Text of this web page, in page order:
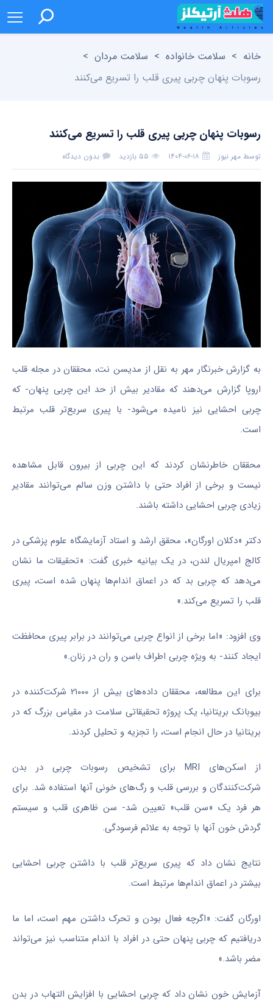
خانه > سلامت خانواده > سلامت مردان >
رسوبات پنهان چربی پیری قلب را تسریع می‌کنند
رسوبات پنهان چربی پیری قلب را تسریع می‌کنند
توسط مهر نیوز ۱۴۰۴-۰۶-۱۸ ۵۵ بازدید بدون دیدگاه
به گزارش خبرنگار مهر به نقل از مدیسن نت، محققان در مجله قلب
اروپا گزارش می‌دهند که مقادیر بیش از حد این چربی پنهان- که
چربی احشایی نیز نامیده می‌شود- با پیری سریع‌تر قلب مرتبط
است.
محققان خاطرنشان کردند که این چربی از بیرون قابل مشاهده
نیست و برخی از افراد حتی با داشتن وزن سالم می‌توانند مقادیر
زیادی چربی احشایی داشته باشند.
دکتر «دکلان اورگان»، محقق ارشد و استاد آزمایشگاه علوم پزشکی در
کالج امپریال لندن، در یک بیانیه خبری گفت: «تحقیقات ما نشان
می‌دهد که چربی بد که در اعماق اندام‌ها پنهان شده است، پیری
قلب را تسریع می‌کند.»
وی افزود: «اما برخی از انواع چربی می‌توانند در برابر پیری محافظت
ایجاد کنند- به ویژه چربی اطراف باسن و ران در زنان.»
برای این مطالعه، محققان داده‌های بیش از ۲۱۰۰۰ شرکت‌کننده در
بیوبانک بریتانیا، یک پروژه تحقیقاتی سلامت در مقیاس بزرگ که در
بریتانیا در حال انجام است، را تجزیه و تحلیل کردند.
از اسکن‌های MRI برای تشخیص رسوبات چربی در بدن
شرکت‌کنندگان و بررسی قلب و رگ‌های خونی آنها استفاده شد. برای
هر فرد یک «سن قلب» تعیین شد- سن ظاهری قلب و سیستم
گردش خون آنها با توجه به علائم فرسودگی.
نتایج نشان داد که پیری سریع‌تر قلب با داشتن چربی احشایی
بیشتر در اعماق اندام‌ها مرتبط است.
اورگان گفت: «اگرچه فعال بودن و تحرک داشتن مهم است، اما ما
دریافتیم که چربی پنهان حتی در افراد با اندام متناسب نیز می‌تواند
مضر باشد.»
آزمایش خون نشان داد که چربی احشایی با افزایش التهاب در بدن